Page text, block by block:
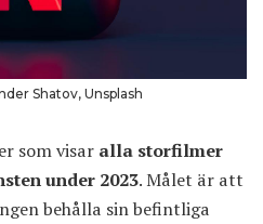
Shatov, Unsplash
som visar alla storfilmer
under 2023. Målet är att
behålla sin befintliga